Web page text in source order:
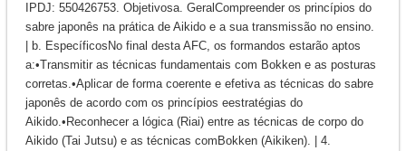
IPDJ: 550426753. Objetivosa. GeralCompreender os princípios do
sabre japonês na prática de Aikido e a sua transmissão no ensino.
| b. EspecíficosNo final desta AFC, os formandos estarão aptos
a:•Transmitir as técnicas fundamentais com Bokken e as posturas
corretas.•Aplicar de forma coerente e efetiva as técnicas do sabre
japonês de acordo com os princípios eestratégias do
Aikido.•Reconhecer a lógica (Riai) entre as técnicas de corpo do
Aikido (Tai Jutsu) e as técnicas comBokken (Aikiken). | 4.